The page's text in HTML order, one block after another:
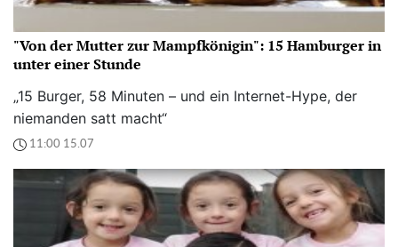
"Von der Mutter zur Mampfkönigin": 15 Hamburger in
unter einer Stunde
„15 Burger, 58 Minuten – und ein Internet-Hype, der
niemanden satt macht“
11:00 15.07